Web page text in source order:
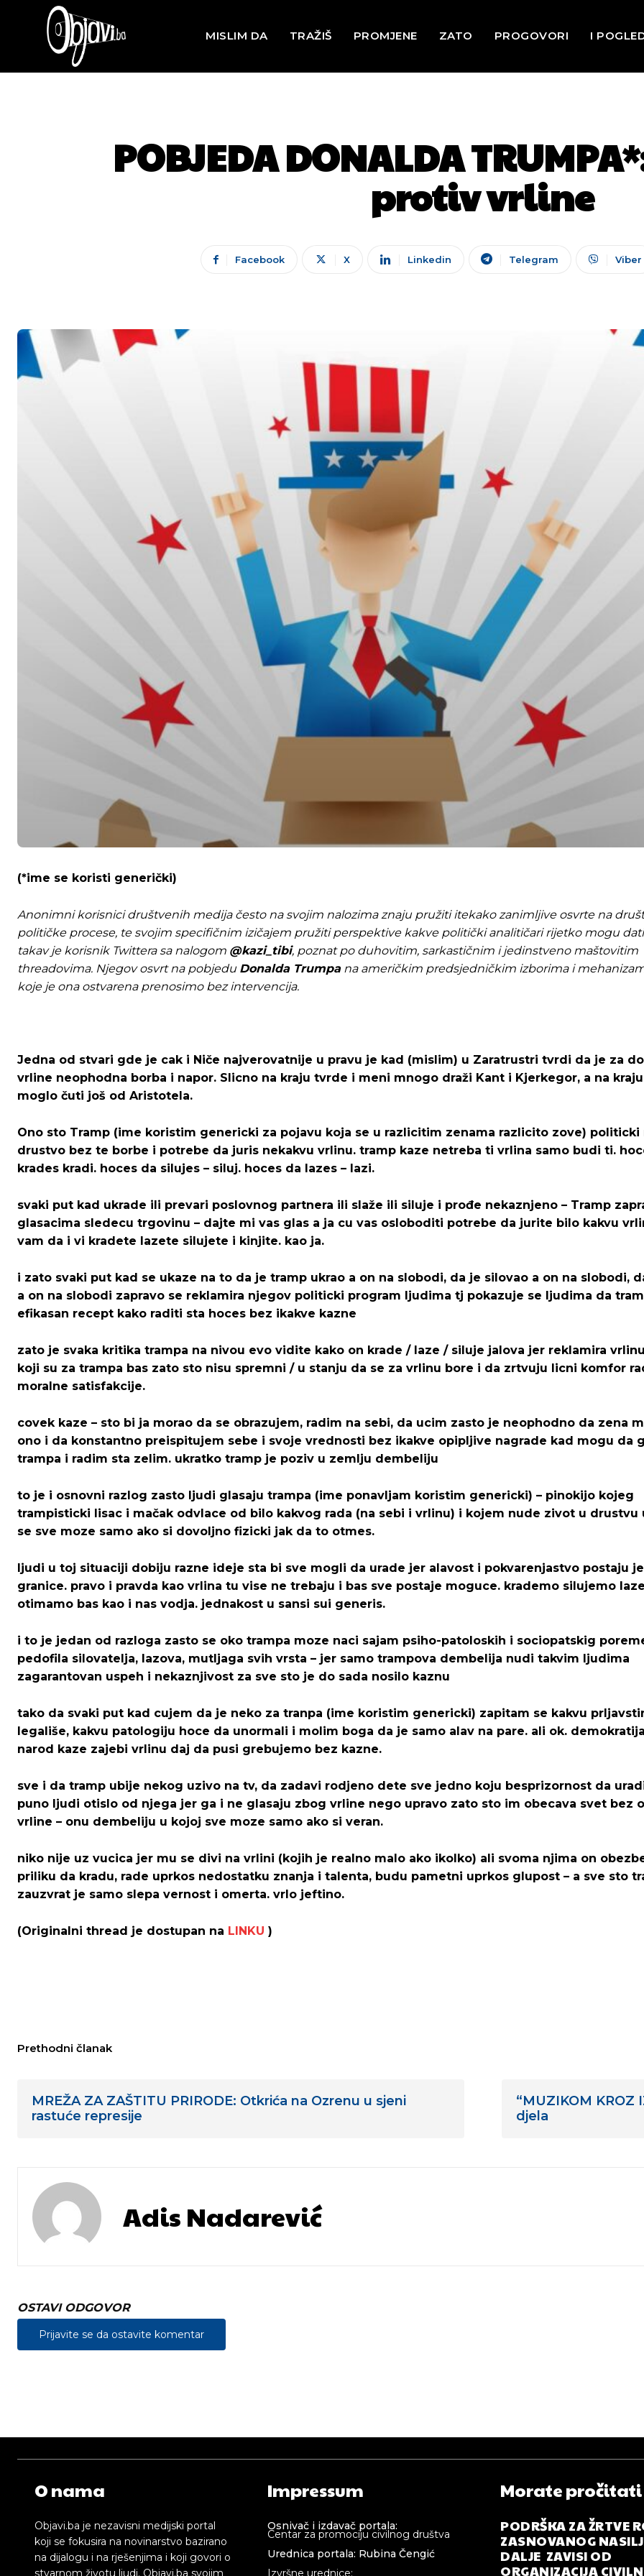
Pusti priču da živi!
Ovim putem želimo da vam se zahvalimo što ste odlučili da pustite Vašu priču da živi, Redakcija
[wpuf_form id=”7463”]
Pusti priču da živi!
Ovim putem želimo da vam se zahvalimo što ste odlučili da pustite Vašu priču da živi, Redakcija
[wpuf_form id=”7463”]
MISLIM DA TRAŽIŠ PROMJENE ZATO PROGOVORI I
POBJEDA DONALDA
protiv vrline
Facebook X Linkedin Telegram Viber
(*ime se koristi generički)
Anonimni korisnici društvenih medija često na svojim nalozima znaju pružiti itekako zanimljive osvrte na
političke procese, te svojim specifičnim izičajem pružiti perspektive kakve politički analitičari rijetko mogu
takav je korisnik Twittera sa nalogom @kazi_tibi, poznat po duhovitim, sarkastičnim i jedinstveno maštovitim
threadovima. Njegov osvrt na pobjedu Donalda Trumpana američkim predsjedničkim izborima i
koje je ona ostvarena prenosimo bez intervencija.
Jedna od stvari gde je cak i Niče najverovatnije u pravu je kad (mislim) u Zaratrustri tvrdi da je za
vrline neophodna borba i napor. Slicno na kraju tvrde i meni mnogo draži Kant i Kjerkegor, a na
moglo čuti još od Aristotela.
Ono sto Tramp (ime koristim genericki za pojavu koja se u razlicitim zenama razlicito zove) politicki
drustvo bez te borbe i potrebe da juris nekakvu vrlinu. tramp kaze netreba ti vrlina samo budi ti.
krades kradi. hoces da silujes – siluj. hoces da lazes – lazi.
svaki put kad ukrade ili prevari poslovnog partnera ili slaže ili siluje i prođe nekaznjeno – Tramp
glasacima sledecu trgovinu – dajte mi vas glas a ja cu vas osloboditi potrebe da jurite bilo kakvu
vam da i vi kradete lazete silujete i kinjite. kao ja.
i zato svaki put kad se ukaze na to da je tramp ukrao a on na slobodi, da je silovao a on na slobodi,
a on na slobodi zapravo se reklamira njegov politicki program ljudima tj pokazuje se ljudima da
efikasan recept kako raditi sta hoces bez ikakve kazne
zato je svaka kritika trampa na nivou evo vidite kako on krade / laze / siluje jalova jer reklamira
koji su za trampa bas zato sto nisu spremni / u stanju da se za vrlinu bore i da zrtvuju licni komfor
moralne satisfakcije.
covek kaze – sto bi ja morao da se obrazujem, radim na sebi, da ucim zasto je neophodno da zena
ono i da konstantno preispitujem sebe i svoje vrednosti bez ikakve opipljive nagrade kad mogu da
trampa i radim sta zelim. ukratko tramp je poziv u zemlju dembeliju
to je i osnovni razlog zasto ljudi glasaju trampa (ime ponavljam koristim genericki) – pinokijo kojeg
trampisticki lisac i mačak odvlace od bilo kakvog rada (na sebi i vrlinu) i kojem nude zivot u drustvu
se sve moze samo ako si dovoljno fizicki jak da to otmes.
ljudi u toj situaciji dobiju razne ideje sta bi sve mogli da urade jer alavost i pokvarenjastvo postaju
granice. pravo i pravda kao vrlina tu vise ne trebaju i bas sve postaje moguce. krademo silujemo
otimamo bas kao i nas vodja. jednakost u sansi sui generis.
i to je jedan od razloga zasto se oko trampa moze naci sajam psiho-patoloskih i sociopatskig
pedofila silovatelja, lazova, mutljaga svih vrsta – jer samo trampova dembelija nudi takvim ljudima
zagarantovan uspeh i nekaznjivost za sve sto je do sada nosilo kaznu
tako da svaki put kad cujem da je neko za tranpa (ime koristim genericki) zapitam se kakvu
legališe, kakvu patologiju hoce da unormali i molim boga da je samo alav na pare. ali ok.
narod kaze zajebi vrlinu daj da pusi grebujemo bez kazne.
sve i da tramp ubije nekog uzivo na tv, da zadavi rodjeno dete sve jedno koju besprizornost da
puno ljudi otislo od njega jer ga i ne glasaju zbog vrline nego upravo zato sto im obecava svet bez
vrline – onu dembeliju u kojoj sve moze samo ako si veran.
niko nije uz vucica jer mu se divi na vrlini (kojih je realno malo ako ikolko) ali svoma njima on
priliku da kradu, rade uprkos nedostatku znanja i talenta, budu pametni uprkos glupost – a sve sto
zauzvrat je samo slepa vernost i omerta. vrlo jeftino.
(Originalni thread je dostupan na LINKU )
Prethodni članak
MREŽA ZA ZAŠTITU PRIRODE: Otkrića na Ozrenu u sjeni
rastuće represije
“MUZIKOM KROZ
djela
Adis Nadarević
OSTAVI ODGOVOR
Prijavite se da ostavite komentar
O nama
Objavi.ba je nezavisni medijski portal
koji se fokusira na novinarstvo bazirano
na dijalogu i na rješenjima i koji govori o
stvarnom životu ljudi. Objavi.ba svojim
Impressum
Osnivač i izdavač portala:
Centar za promociju civilnog društva
Urednica portala: Rubina Čengić
Izvršne urednice:
Morate pročitati
PODRŠKA ZA ŽRTVE
ZASNOVANOG
DALJE ZAVISI OD
ORGANIZACIJA